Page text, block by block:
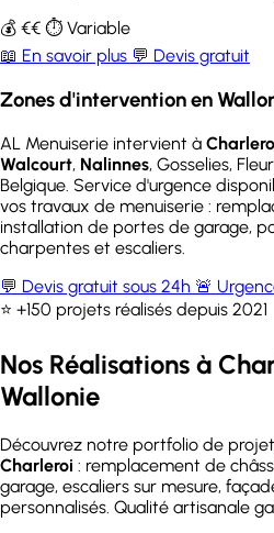
💰 €€ ⏱️ Variable
📖 En savoir plus 💬 Devis gratuit
Zones d'intervention en
AL Menuiserie intervient à
Walcourt, Nalinnes, Gosselies,
Belgique. Service d'urgence
vos travaux de menuiserie :
installation de portes de garage,
charpentes et escaliers.
💬 Devis gratuit sous 24h 🚨
⭐ +150 projets réalisés depuis 2021
Nos Réalisations à
Wallonie
Découvrez notre portfolio de
Charleroi : remplacement de
garage, escaliers sur mesure,
personnalisés. Qualité artisanale